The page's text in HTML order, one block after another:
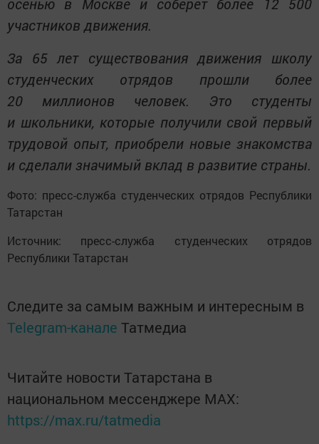
осенью в Москве и соберет более 12 500
участников движения.
За 65 лет существования движения школу
студенческих отрядов прошли более
20 миллионов человек. Это студенты
и школьники, которые получили свой первый
трудовой опыт, приобрели новые знакомства
и сделали значимый вклад в развитие страны.
Фото: пресс-служба студенческих отрядов Республики
Татарстан
Источник: пресс-служба студенческих отрядов
Республики Татарстан
Следите за самым важным и интересным в
Telegram-канале Татмедиа
Читайте новости Татарстана в
национальном мессенджере MАХ:
https://max.ru/tatmedia